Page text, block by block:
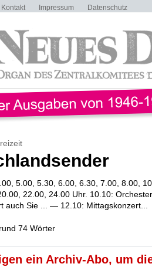
Kontakt Impressum Datenschutz
5.00, 5.30, 6.00, 6.30, 7.00, 8.00,
22.00, 24.00 Uhr. 10.10:
auch Sie ... — 12.10: Mittagskonzert...
rund 74 Wörter
ein Archiv-Abo, um